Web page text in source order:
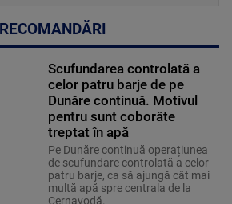
RECOMANDĂRI
Scufundarea controlată a
celor patru barje de pe
Dunăre continuă. Motivul
pentru sunt coborâte
treptat în apă
Pe Dunăre continuă operațiunea
de scufundare controlată a celor
patru barje, ca să ajungă cât mai
multă apă spre centrala de la
Cernavodă.